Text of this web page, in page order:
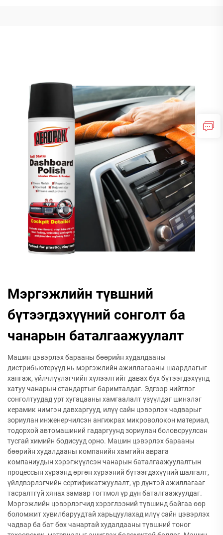
Мэргэжлийн түвшний
бүтээгдэхүүний сонголт ба
чанарын баталгаажуулалт
Машин цэвэрлэх барааны бөөрийн худалдааны
дистрибьютерүүд нь мэргэжлийн ажиллагааны шаардлагыг
хангаж, үйлчлүүлэгчийн хүлээлтийг давах бүх бүтээгдэхүүнд
хатуу чанарын стандартыг баримталдаг. Эдгээр нийтлэг
сонголтуудад урт хугацааны хамгаалалт үзүүлдэг шинэлэг
керамик нимгэн давхаргууд, илүү сайн цэвэрлэх чадварыг
зориулан инженерчилсэн ангижрах микроволокон материал,
тодорхой автомашиний гадаргуунд зориулан боловсруулсан
тусгай химийн бодисууд орно. Машин цэвэрлэх барааны
бөөрийн худалдааны компанийн хамгийн аврага
компаниудын хэрэгжүүлсэн чанарын баталгаажуулалтын
процессын хүрээнд өргөн хүрээний бүтээгдэхүүний шалгалт,
үйлдвэрлэгчийн сертификатжуулалт, үр дүнтэй ажиллагааг
тасралтгүй хянах замаар тогтмол үр дүн баталгаажуулдаг.
Мэргэжлийн цэвэрлэгчид хэрэглээний түвшинд байгаа өөр
боломжит хувилбаруудтай харьцуулахад илүү сайн цэвэрлэх
чадвар ба бат бөх чанартай худалдааны түвшний тоног